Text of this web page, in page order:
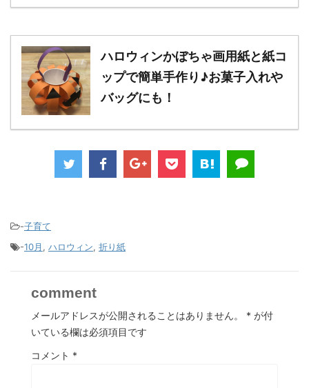
ハロウィンかぼちゃ画用紙と紙コ
ップで簡単手作り♪お菓子入れや
バッグにも！
-子育て
-10月 , ハロウィン, 折り紙
comment
メールアドレスが公開されることはありません。 * が付
いている欄は必須項目です
コメント *